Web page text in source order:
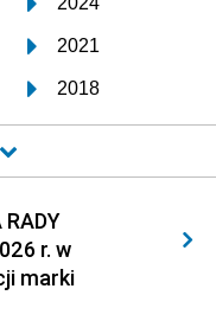
2021
2018
2015
2012
2009
2006
r. w
marki